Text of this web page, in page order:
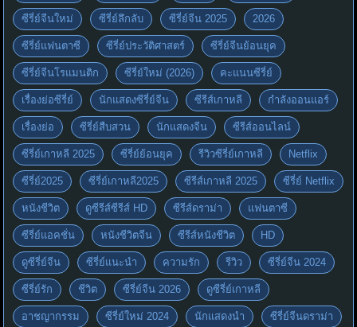
ซีรี่ย์จีนใหม่ ซีรี่ย์ลึกลับ ซีรี่ย์จีน 2025 2026
ซีรี่ย์แฟนตาซี ซีรี่ย์ประวัติศาสตร์ ซีรี่ย์จีนย้อนยุค
ซีรี่ย์จีนโรแมนติก ซีรี่ย์ใหม่ (2026) คะแนนซีรี่ย์
เรื่องย่อซีรี่ย์ นักแสดงซีรี่ย์จีน ซีรีส์เกาหลี กำลังออนแอร์
เรื่องย่อ ซีรี่ย์สืบสวน นักแสดงจีน ซีรีส์ออนไลน์
ซีรี่ย์เกาหลี 2025 ซีรี่ย์ย้อนยุค รีวิวซีรี่ย์เกาหลี Netflix
ซีรี่ย์2025 ซีรี่ย์เกาหลี2025 ซีรีส์เกาหลี 2025 ซีรี่ย์ Netflix
หนังชีวิต ดูซีรีส์ซีรีส์ HD ซีรีส์ดราม่า แฟนตาซี
ซีรี่ย์แอคชั่น หนังชีวิตจีน ซีรีส์หนังชีวิต HD
ดูซีรี่ย์จีน ซีรี่ย์แนะนำ ความรัก รีวิว ซีรี่ย์จีน 2024
ซีรี่ย์รัก ชีวิต ซีรี่ย์จีน 2026 ดูซีรี่ย์เกาหลี
อาชญากรรม ซีรี่ย์ใหม่ 2024 นักแสดงนำ ซีรี่ย์จีนดราม่า